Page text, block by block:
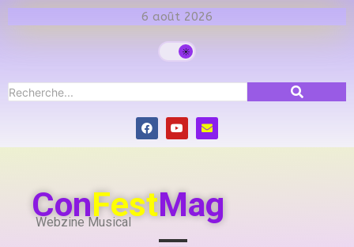
6 août 2026
ConFestMag
Webzine Musical